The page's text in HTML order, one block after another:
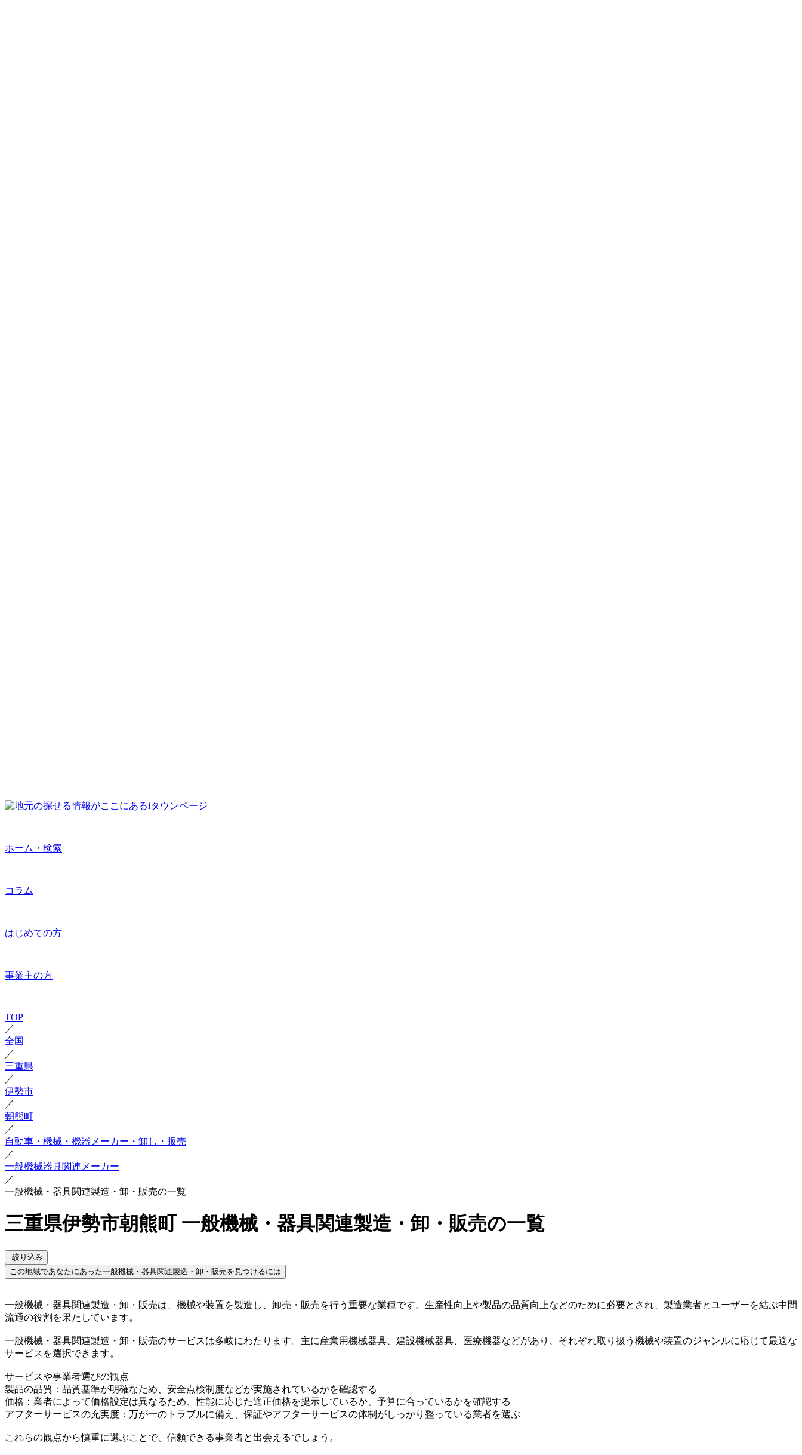
ホーム・検索
コラム
はじめての方
事業主の方
TOP
／
全国
／
三重県
／
伊勢市
／
朝熊町
／
自動車・機械・機器メーカー・卸し・販売
／
一般機械器具関連メーカー
／
一般機械・器具関連製造・卸・販売の一覧
三重県伊勢市朝熊町 一般機械・器具関連製造・卸・販売の一覧
絞り込み
この地域であなたにあった一般機械・器具関連製造・卸・販売を見つけるには
一般機械・器具関連製造・卸・販売は、機械や装置を製造し、卸売・販売を行う重要な業種です。生産性向上や製品の品質向上などのために必要とされ、製造業者とユーザーを結ぶ中間
流通の役割を果たしています。
一般機械・器具関連製造・卸・販売のサービスは多岐にわたります。主に産業用機械器具、建設機械器具、医療機器などがあり、それぞれ取り扱う機械や装置のジャンルに応じて最適な
サービスを選択できます。
サービスや事業者選びの観点
製品の品質：品質基準が明確なため、安全点検制度などが実施されているかを確認する
価格：業者によって価格設定は異なるため、性能に応じた適正価格を提示しているか、予算に合っているかを確認する
アフターサービスの充実度：万が一のトラブルに備え、保証やアフターサービスの体制がしっかり整っている業者を選ぶ
これらの観点から慎重に選ぶことで、信頼できる事業者と出会えるでしょう。